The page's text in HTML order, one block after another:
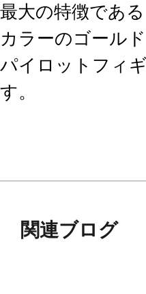
最大の特徴であ
カラーのゴール
パイロットフィ
す。
是非お手元でお
・頭部、背部コ
関連ブログ